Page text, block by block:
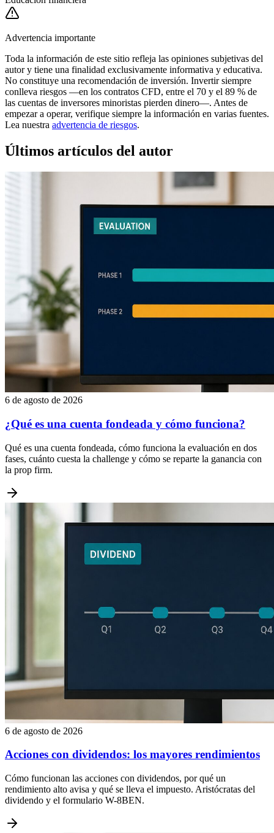
Advertencia importante
Toda la información de este sitio refleja las opiniones subjetivas del
autor y tiene una finalidad exclusivamente informativa y educativa.
No constituye una recomendación de inversión. Invertir siempre
conlleva riesgos —en los contratos CFD, entre el 70 y el 89 % de
las cuentas de inversores minoristas pierden dinero—. Antes de
empezar a operar, verifique siempre la información en varias fuentes.
Lea nuestra advertencia de riesgos.
Últimos artículos del autor
6 de agosto de 2026
¿Qué es una cuenta fondeada y cómo funciona?
Qué es una cuenta fondeada, cómo funciona la evaluación en dos
fases, cuánto cuesta la challenge y cómo se reparte la ganancia con
la prop firm.
6 de agosto de 2026
Acciones con dividendos: los mayores rendimientos
Cómo funcionan las acciones con dividendos, por qué un
rendimiento alto avisa y qué se lleva el impuesto. Aristócratas del
dividendo y el formulario W-8BEN.